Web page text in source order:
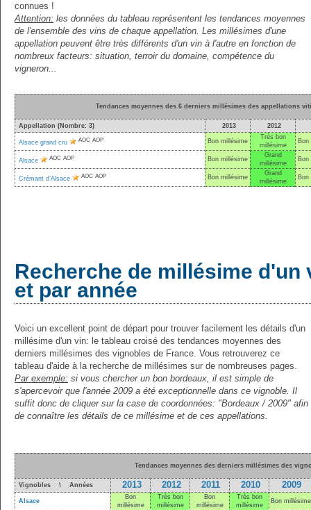
connues !
Attention: les données du tableau représentent les tendances moyennes
de l'ensemble des vins de chaque appellation. Les millésimes d'une
appellation peuvent être très différents d'un vin à l'autre en fonction de
nombreux facteurs: situation, terroir du domaine, compétence du
vigneron...
Tendances moyennes des 6 derniers millésimes des appellations
Appellation (Nombre: 3) 2013 2012
Alsace grand cru AOC AOP Bon millésime
Très bon
millésime
Bon
Alsace AOC AOP Bon millésime
Grand
millésime
Bon
Crémant d’Alsace AOC AOP Bon millésime
Grand
millésime
Bon
Recherche de millésime d'un
et par année
Voici un excellent point de départ pour trouver facilement les détails d'un
millésime d'un vin: le tableau croisé des tendances moyennes des
derniers millésimes des vignobles de France. Vous retrouverez ce
tableau d'aide à la recherche de millésimes sur de nombreuses pages.
Par exemple: si vous chercher un bon bordeaux, il est simple de
s'apercevoir que l'année 2009 a été exceptionnelle dans ce vignoble. Il
suffit donc de cliquer sur la case de coordonnées: "Bordeaux / 2009" afin
de connaître les détails de ce millésime et de ces appellations.
Tendances moyennes des derniers millésimes des
Vignobles \ Années 2013 2012 2011 2010 2009
Alsace
Bon
millésime
Très bon
millésime
Bon
millésime
Très bon
millésime
Bon millésime